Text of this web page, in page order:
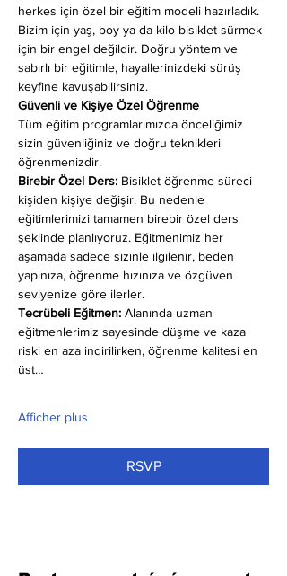
herkes için özel bir eğitim modeli hazırladık.
Bizim için yaş, boy ya da kilo bisiklet sürmek
için bir engel değildir. Doğru yöntem ve
sabırlı bir eğitimle, hayallerinizdeki sürüş
keyfine kavuşabilirsiniz.
Güvenli ve Kişiye Özel Öğrenme
Tüm eğitim programlarımızda önceliğimiz
sizin güvenliğiniz ve doğru teknikleri
öğrenmenizdir.
Birebir Özel Ders: Bisiklet öğrenme süreci
kişiden kişiye değişir. Bu nedenle
eğitimlerimizi tamamen birebir özel ders
şeklinde planlıyoruz. Eğitmenimiz her
aşamada sadece sizinle ilgilenir, beden
yapınıza, öğrenme hızınıza ve özgüven
seviyenize göre ilerler.
Tecrübeli Eğitmen: Alanında uzman
eğitmenlerimiz sayesinde düşme ve kaza
riski en aza indirilirken, öğrenme kalitesi en
üst…
Afficher plus
RSVP